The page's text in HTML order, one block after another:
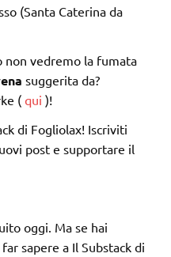
(Santa Caterina da
non vedremo la fumata
suggerita da?
( qui )!
di Fogliolax! Iscriviti
post e supportare il
oggi. Ma se hai
sapere a Il Substack di